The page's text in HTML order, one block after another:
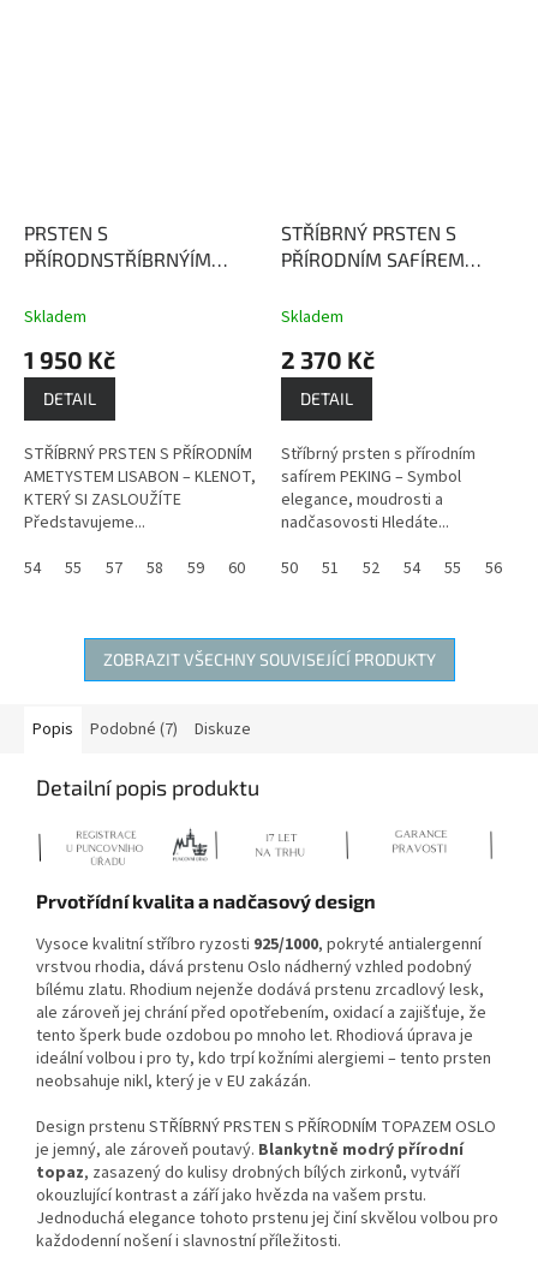
PRSTEN S
PŘÍRODNSTŘÍBRNÝÍM
Ametyst podporuje
zdrojem léčivé a ochranné
síly.
Skladem
1 950 Kč
DETAIL
STŘÍBRNÝ PRSTEN S PŘÍRODNÍM
AMETYSTEM LISABON – KLENOT,
KTERÝ SI ZASLOUŽÍTE
Představujeme...
54
55 57 58 59 60
STŘÍBRNÝ PRSTEN S
PŘÍRODNÍM SAFÍREM
moudrosti, upřímnosti a
Skladem
2 370 Kč
DETAIL
Stříbrný prsten s přírodním
safírem PEKING – Symbol
elegance, moudrosti a
nadčasovosti Hledáte...
50
51 52 54 55 56
ZOBRAZIT VŠECHNY SOUVISEJÍCÍ PRODUKTY
Popis Podobné (7) Diskuze
Detailní popis produktu
Prvotřídní kvalita a nadčasový design
Vysoce kvalitní stříbro ryzosti 925/1000, pokryté antialergenní
vrstvou rhodia, dává prstenu Oslo nádherný vzhled podobný
bílému zlatu. Rhodium nejenže dodává prstenu zrcadlový lesk,
ale zároveň jej chrání před opotřebením, oxidací a zajišťuje, že
tento šperk bude ozdobou po mnoho let. Rhodiová úprava je
ideální volbou i pro ty, kdo trpí kožními alergiemi – tento prsten
neobsahuje nikl, který je v EU zakázán.
Design prstenu STŘÍBRNÝ PRSTEN S PŘÍRODNÍM TOPAZEM OSLO
je jemný, ale zároveň poutavý. Blankytně modrý přírodní
topaz, zasazený do kulisy drobných bílých zirkonů, vytváří
okouzlující kontrast a září jako hvězda na vašem prstu.
Jednoduchá elegance tohoto prstenu jej činí skvělou volbou pro
každodenní nošení i slavnostní příležitosti.